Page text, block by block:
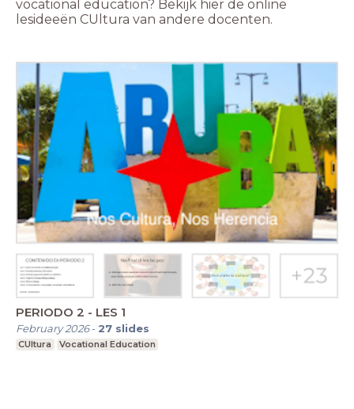
vocational education? Bekijk hier de online
lesideeën CUltura van andere docenten.
PERIODO 2 - LES 1
February 2026- 27 slides
CUltura Vocational Education